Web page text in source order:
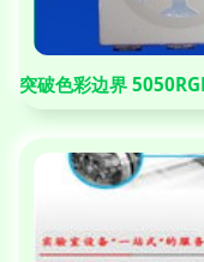
突破色彩边界